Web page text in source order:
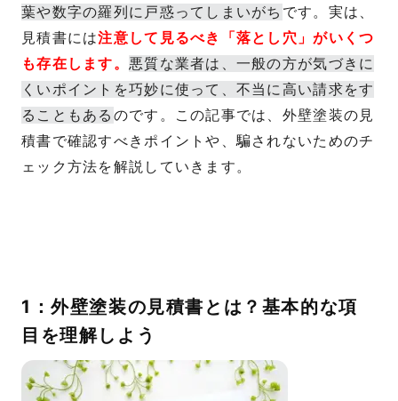
葉や数字の羅列に戸惑ってしまいがち です。実は、
見積書には注意して見るべき「落とし穴」がいくつ
も存在します。 悪質な業者は、一般の方が気づきに
くいポイントを巧妙に使って、不当に高い請求をす
ることもある のです。この記事では、外壁塗装の見
積書で確認すべきポイントや、騙されないためのチ
ェック方法を解説していきます。
1：外壁塗装の見積書とは？基本的な項
目を理解しよう